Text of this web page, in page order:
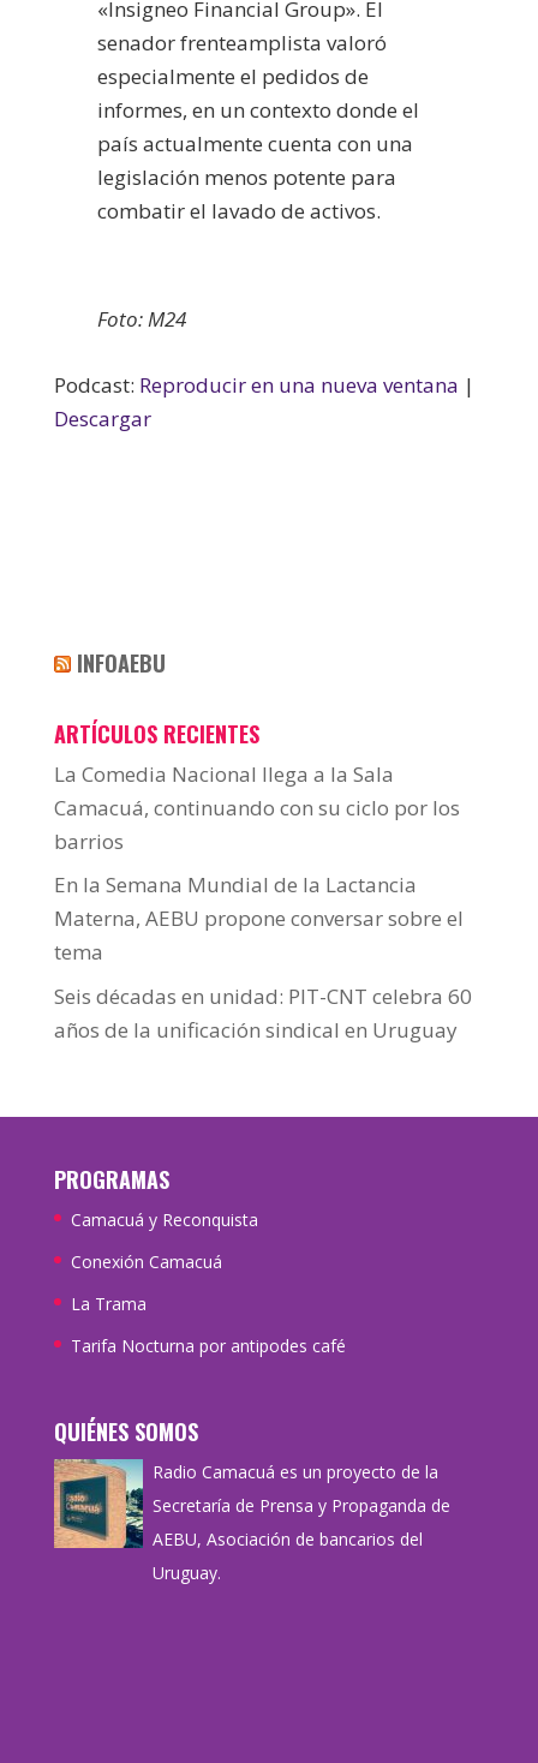
«Insigneo Financial Group». El
senador frenteamplista valoró
especialmente el pedidos de
informes, en un contexto donde el
país actualmente cuenta con una
legislación menos potente para
combatir el lavado de activos.
Foto: M24
Podcast: Reproducir en una nueva ventana |
Descargar
INFOAEBU
ARTÍCULOS RECIENTES
La Comedia Nacional llega a la Sala
Camacuá, continuando con su ciclo por los
barrios
En la Semana Mundial de la Lactancia
Materna, AEBU propone conversar sobre el
tema
Seis décadas en unidad: PIT-CNT celebra 60
años de la unificación sindical en Uruguay
PROGRAMAS
Camacuá y Reconquista
Conexión Camacuá
La Trama
Tarifa Nocturna por antipodes café
QUIÉNES SOMOS
Radio Camacuá es un proyecto de la
Secretaría de Prensa y Propaganda de
AEBU, Asociación de bancarios del
Uruguay.